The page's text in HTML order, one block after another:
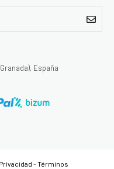
España
Privacidad -Términos